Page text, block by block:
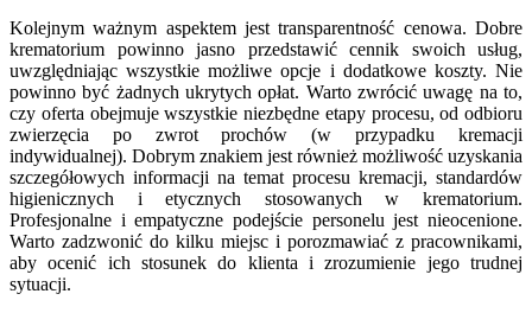
Kolejnym ważnym aspektem jest transparentność cenowa. Dobre
krematorium powinno jasno przedstawić cennik swoich usług,
uwzględniając wszystkie możliwe opcje i dodatkowe koszty. Nie
powinno być żadnych ukrytych opłat. Warto zwrócić uwagę na to,
czy oferta obejmuje wszystkie niezbędne etapy procesu, od odbioru
zwierzęcia po zwrot prochów (w przypadku kremacji
indywidualnej). Dobrym znakiem jest również możliwość uzyskania
szczegółowych informacji na temat procesu kremacji, standardów
higienicznych i etycznych stosowanych w krematorium.
Profesjonalne i empatyczne podejście personelu jest nieocenione.
Warto zadzwonić do kilku miejsc i porozmawiać z pracownikami,
aby ocenić ich stosunek do klienta i zrozumienie jego trudnej
sytuacji.